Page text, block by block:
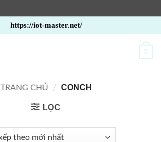
https://iot-master.net/
0
TRANG CHỦ / CONCH
LỌC